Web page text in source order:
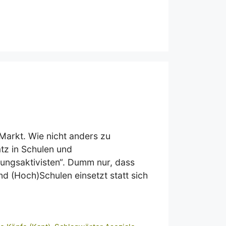
Wie nicht anders zu
in Schulen und
Dumm nur, dass
(Hoch)Schulen einsetzt statt sich